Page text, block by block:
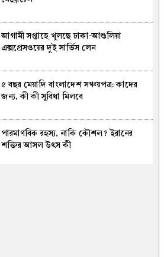
দক্ষিণ এশিয়ায় নজর কাড়ল বাংলাদেশি টাকা
আজ মধ্যরাতে চালু হচ্ছে এলএনজি টার্মিনাল
ববি হাজ্জাজকে নতুন দায়িত্ব দিল সরকার
আগামী সপ্তাহে খুলছে ঢাকা-আশুলিয়া
এক্সপ্রেসওয়ের দুই সার্ভিস লেন
৫ বছর মেয়াদি বাংলাদেশ সঞ্চয়পত্র: কাদের
জন্য, কী কী সুবিধা মিলবে
পারমাণবিক রহস্য, নাকি কৌশল? ইরানের
শক্তির আসল উৎস কী